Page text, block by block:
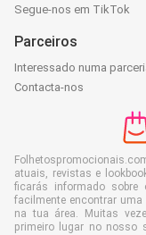
Segue-nos em TikTok
Parceiros
Interessado numa
Contacta-nos
atuais, revistas e
ficarás informado
facilmente encontrar
na tua área. Muitas
primeiro lugar no nosso